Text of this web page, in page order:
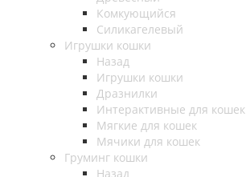
Комкующийся
Силикагелевый
Игрушки кошки
Назад
Игрушки кошки
Дразнилки
Интерактивные для кошек
Мягкие для кошек
Мячики для кошек
Груминг кошки
Назад